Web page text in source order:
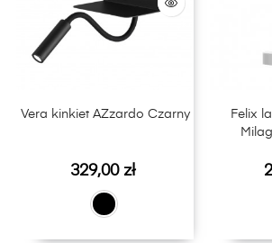
Vera kinkiet AZzardo Czarny
Cena
329,00 zł
Felix